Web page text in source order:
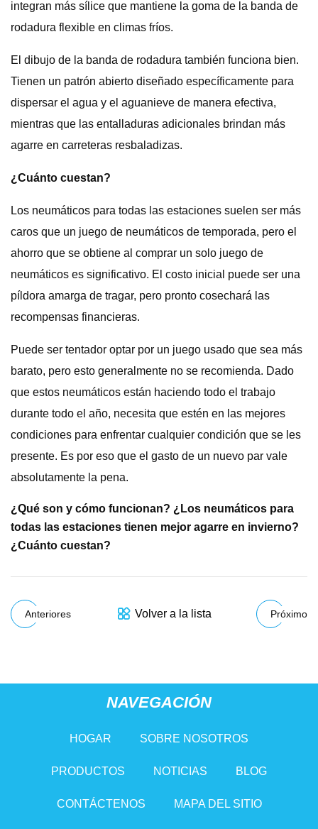
integran más sílice que mantiene la goma de la banda de
rodadura flexible en climas fríos.
El dibujo de la banda de rodadura también funciona bien.
Tienen un patrón abierto diseñado específicamente para
dispersar el agua y el aguanieve de manera efectiva,
mientras que las entalladuras adicionales brindan más
agarre en carreteras resbaladizas.
¿Cuánto cuestan?
Los neumáticos para todas las estaciones suelen ser más
caros que un juego de neumáticos de temporada, pero el
ahorro que se obtiene al comprar un solo juego de
neumáticos es significativo. El costo inicial puede ser una
píldora amarga de tragar, pero pronto cosechará las
recompensas financieras.
Puede ser tentador optar por un juego usado que sea más
barato, pero esto generalmente no se recomienda. Dado
que estos neumáticos están haciendo todo el trabajo
durante todo el año, necesita que estén en las mejores
condiciones para enfrentar cualquier condición que se les
presente. Es por eso que el gasto de un nuevo par vale
absolutamente la pena.
¿Qué son y cómo funcionan? ¿Los neumáticos para
todas las estaciones tienen mejor agarre en invierno?
¿Cuánto cuestan?
Anteriores Volver a la lista Próximo
NAVEGACIÓN
HOGAR SOBRE NOSOTROS
PRODUCTOS NOTICIAS BLOG
CONTÁCTENOS MAPA DEL SITIO